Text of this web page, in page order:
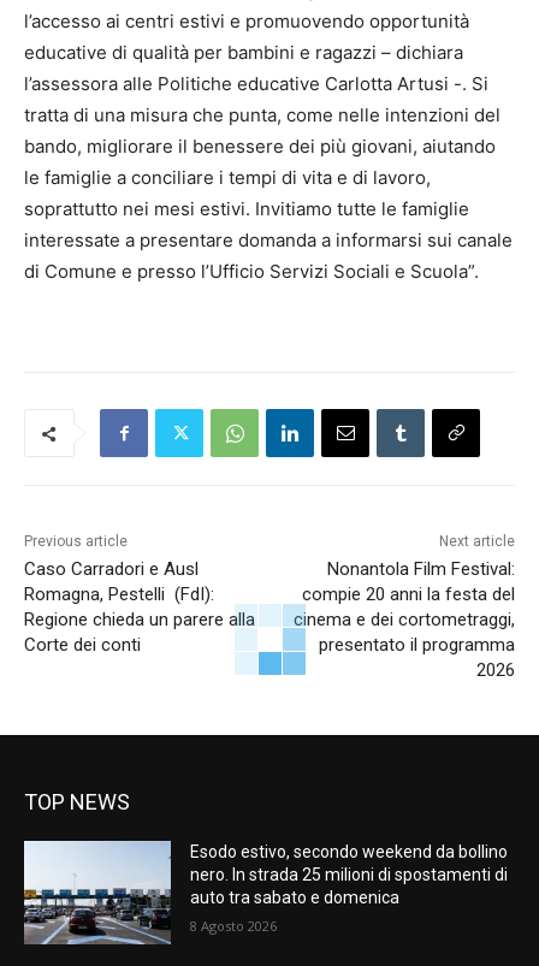
l’accesso ai centri estivi e promuovendo opportunità
educative di qualità per bambini e ragazzi – dichiara
l’assessora alle Politiche educative Carlotta Artusi -. Si
tratta di una misura che punta, come nelle intenzioni del
bando, migliorare il benessere dei più giovani, aiutando
le famiglie a conciliare i tempi di vita e di lavoro,
soprattutto nei mesi estivi. Invitiamo tutte le famiglie
interessate a presentare domanda a informarsi sui canale
di Comune e presso l’Ufficio Servizi Sociali e Scuola”.
Previous article
Caso Carradori e Ausl
Romagna, Pestelli (FdI):
Regione chieda un parere alla
Corte dei conti
Next article
Nonantola Film Festival:
compie 20 anni la festa del
cinema e dei cortometraggi,
presentato il programma
2026
TOP NEWS
Esodo estivo, secondo weekend da bollino
nero. In strada 25 milioni di spostamenti di
auto tra sabato e domenica
8 Agosto 2026